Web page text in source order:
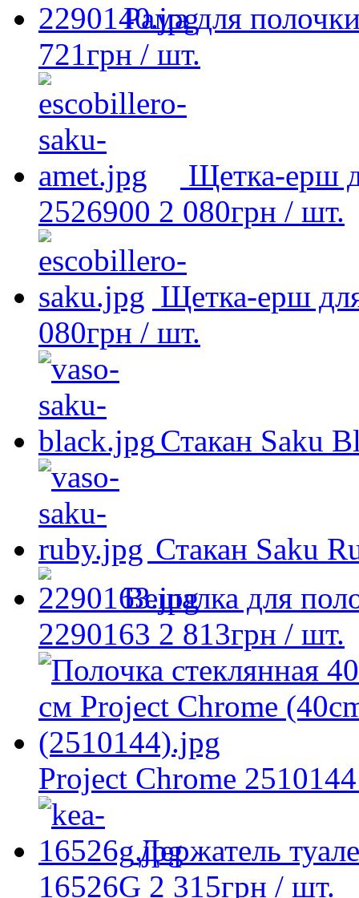
Рама для
721грн / шт.
Щетка-ерш
2526900 2 080грн / шт.
Щетка-ерш
080грн / шт.
Стакан Saku
Стакан Saku
Вешалка для
2290163 2 813грн / шт.
Project Chrome 2510144
Держатель
16526G 2 315грн / шт.